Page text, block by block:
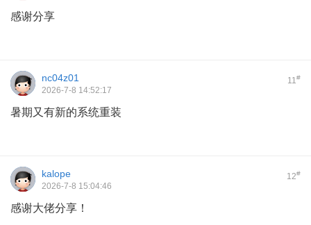
感谢分享
11#
nc04z01
2026-7-8 14:52:17
暑期又有新的系统重装
12#
kalope
2026-7-8 15:04:46
感谢大佬分享！